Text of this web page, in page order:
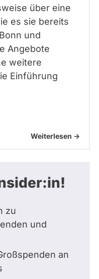
über eine
es sie bereits
und
Angebote
weitere
Einführung
Weiterlesen ->
zu
und
an